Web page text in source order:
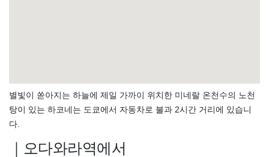
별빛이 쏟아지는 하늘에 제일 가까이 위치한 미네랄 온천수의 노천
탕이 있는 하코네는 도쿄에서 자동차로 불과 2시간 거리에 있습니
다.
｜오다와라역에서